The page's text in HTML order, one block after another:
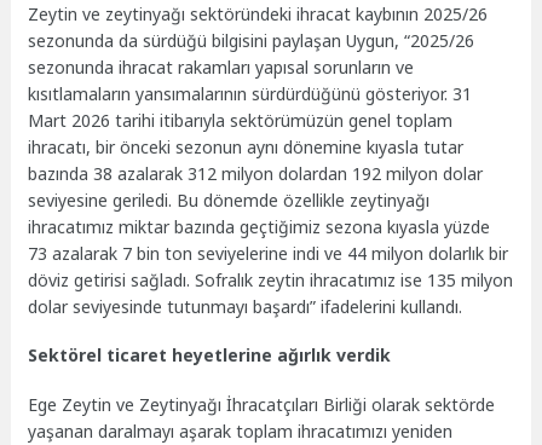
Zeytin ve zeytinyağı sektöründeki ihracat kaybının 2025/26
sezonunda da sürdüğü bilgisini paylaşan Uygun, “2025/26
sezonunda ihracat rakamları yapısal sorunların ve
kısıtlamaların yansımalarının sürdürdüğünü gösteriyor. 31
Mart 2026 tarihi itibarıyla sektörümüzün genel toplam
ihracatı, bir önceki sezonun aynı dönemine kıyasla tutar
bazında 38 azalarak 312 milyon dolardan 192 milyon dolar
seviyesine geriledi. Bu dönemde özellikle zeytinyağı
ihracatımız miktar bazında geçtiğimiz sezona kıyasla yüzde
73 azalarak 7 bin ton seviyelerine indi ve 44 milyon dolarlık bir
döviz getirisi sağladı. Sofralık zeytin ihracatımız ise 135 milyon
dolar seviyesinde tutunmayı başardı” ifadelerini kullandı.
Sektörel ticaret heyetlerine ağırlık verdik
Ege Zeytin ve Zeytinyağı İhracatçıları Birliği olarak sektörde
yaşanan daralmayı aşarak toplam ihracatımızı yeniden